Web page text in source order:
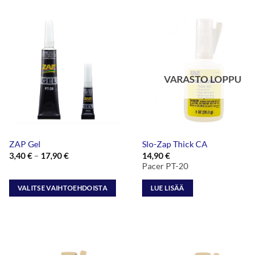
ZAP Gel
3,40€ – 17,90€Hintaluokka:
17,90 €
VALITSE VAIHTOEHDOISTA
VARASTO LOPPU
Slo-Zap Thick CA
14,90€
Pacer PT-20
LUE LISÄÄ